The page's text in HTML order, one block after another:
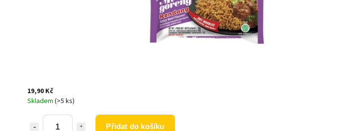
19,90 Kč
Skladem (>5 ks)
Přidat do košíku